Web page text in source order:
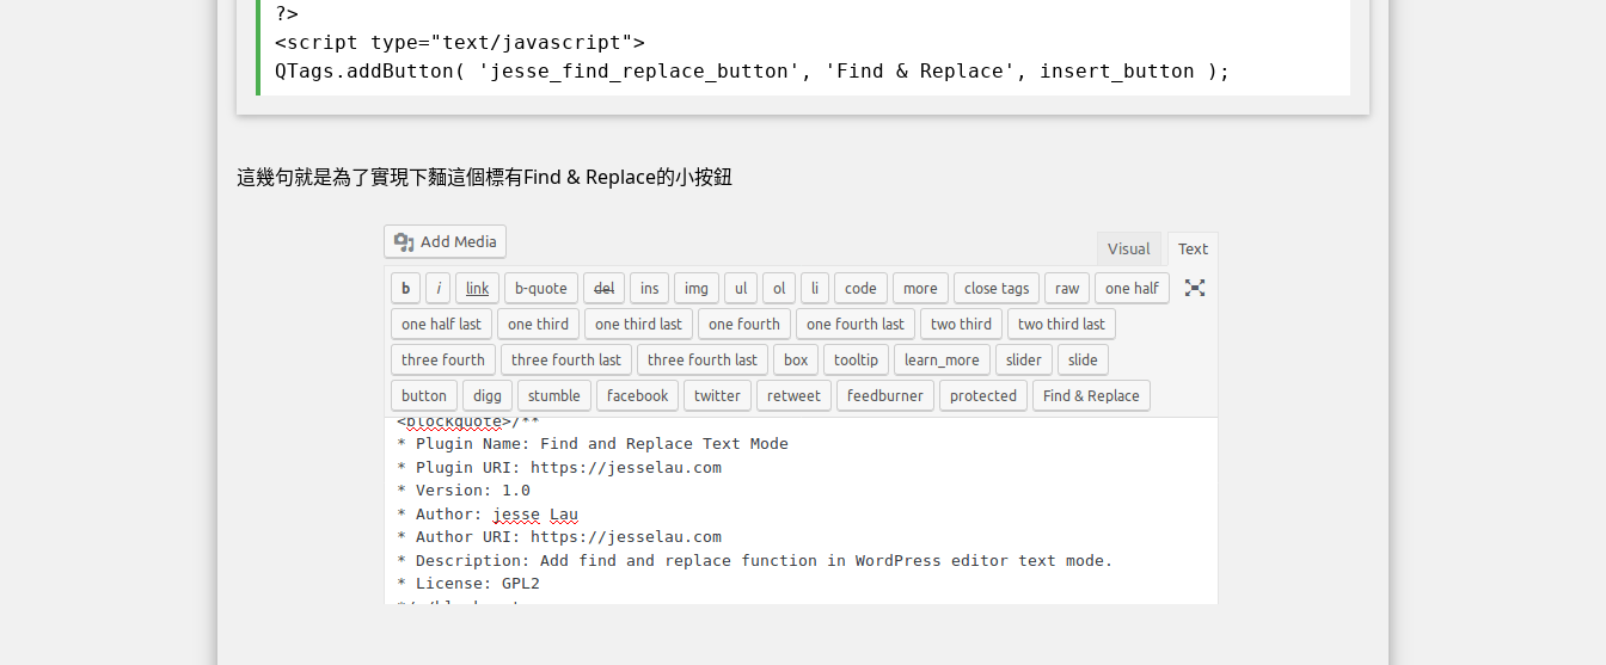
?>
<script type="text/javascript">
QTags.addButton( 'jesse_find_replace_button', 'Find & Replace', insert_button );
這幾句就是為了實現下麵這個標有Find & Replace的小按鈕